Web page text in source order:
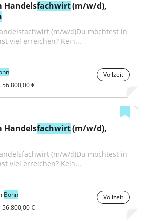
Handelsfachwirt (m/w/d),
(m/w/d)Du möchtest in
viel erreichen? Kein...
Vollzeit
56.800,00 €
Handelsfachwirt (m/w/d),
(m/w/d)Du möchtest in
viel erreichen? Kein...
Bonn
Vollzeit
56.800,00 €